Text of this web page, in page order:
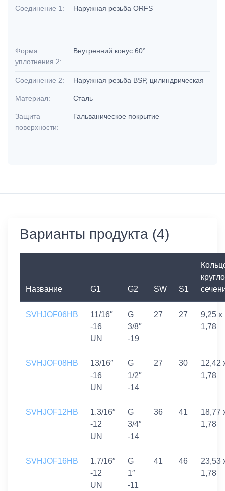
Соединение 1: Наружная резьба ORFS
Форма
уплотнения 2:
Внутренний конус 60°
Соединение 2: Наружная резьба BSP, цилиндрическая
Материал: Сталь
Защита
поверхности:
Гальваническое покрытие
Варианты продукта (4)
Название G1 G2 SW S1
SVHJOF06HB
11/16″
-16
UN
G
3/8″
-19
27 27
9,25 x
1,78
SVHJOF08HB
13/16″
-16
UN
G
1/2″
-14
27 30
12,42
1,78
SVHJOF12HB
1.3/16″
-12
UN
G
3/4″
-14
36 41
18,77
1,78
SVHJOF16HB
1.7/16″
-12
UN
G
1″
-11
41 46
23,53
1,78